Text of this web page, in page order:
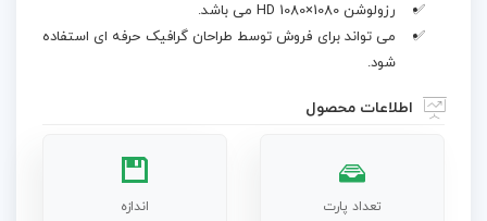
رزولوشن HD 1080×1080 می باشد.
می تواند برای فروش توسط طراحان گرافیک حرفه ای استفاده
شود.
اطلاعات محصول
تعداد پارت
اندازه